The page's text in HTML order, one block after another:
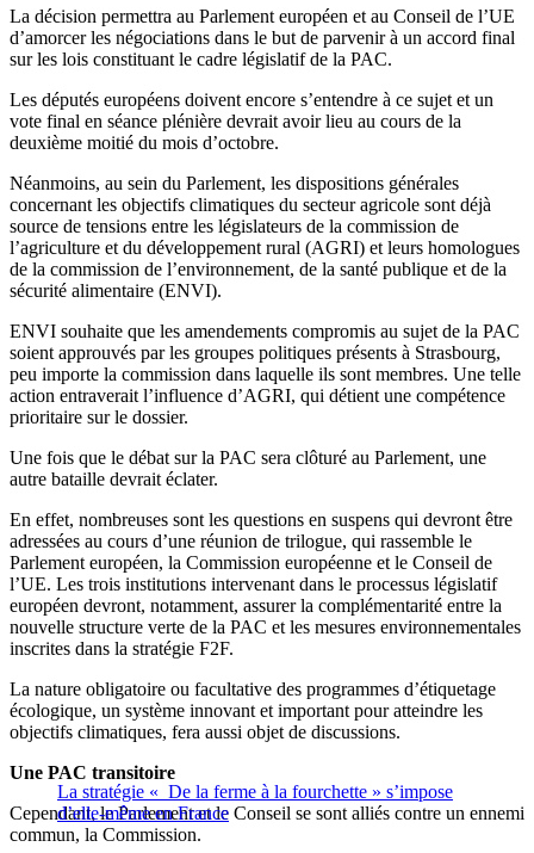
La décision permettra au Parlement européen et au Conseil de l’UE
d’amorcer les négociations dans le but de parvenir à un accord final
sur les lois constituant le cadre législatif de la PAC.
Les députés européens doivent encore s’entendre à ce sujet et un
vote final en séance plénière devrait avoir lieu au cours de la
deuxième moitié du mois d’octobre.
Néanmoins, au sein du Parlement, les dispositions générales
concernant les objectifs climatiques du secteur agricole sont déjà
source de tensions entre les législateurs de la commission de
l’agriculture et du développement rural (AGRI) et leurs homologues
de la commission de l’environnement, de la santé publique et de la
sécurité alimentaire (ENVI).
ENVI souhaite que les amendements compromis au sujet de la PAC
soient approuvés par les groupes politiques présents à Strasbourg,
peu importe la commission dans laquelle ils sont membres. Une telle
action entraverait l’influence d’AGRI, qui détient une compétence
prioritaire sur le dossier.
Une fois que le débat sur la PAC sera clôturé au Parlement, une
autre bataille devrait éclater.
En effet, nombreuses sont les questions en suspens qui devront être
adressées au cours d’une réunion de trilogue, qui rassemble le
Parlement européen, la Commission européenne et le Conseil de
l’UE. Les trois institutions intervenant dans le processus législatif
européen devront, notamment, assurer la complémentarité entre la
nouvelle structure verte de la PAC et les mesures environnementales
inscrites dans la stratégie F2F.
La nature obligatoire ou facultative des programmes d’étiquetage
écologique, un système innovant et important pour atteindre les
objectifs climatiques, fera aussi objet de discussions.
La stratégie « De la ferme à la fourchette » s’impose
d’elle-même en France
Une PAC transitoire
Cependant, le Parlement et le Conseil se sont alliés contre un ennemi
commun, la Commission.